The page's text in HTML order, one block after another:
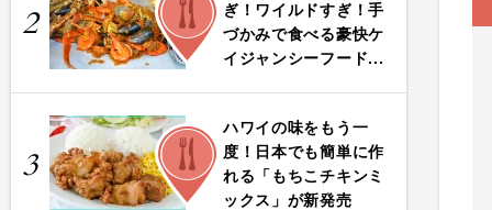
2
ぎ！ワイルドすぎ！手
づかみで食べる豪快ケ
イジャンシーフード...
3
FOOD
ハワイの味をもう一
度！日本でも簡単に作
れる「もちこチキンミ
ックス」が新発売